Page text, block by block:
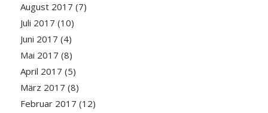
August 2017 (7)
Juli 2017 (10)
Juni 2017 (4)
Mai 2017 (8)
April 2017 (5)
März 2017 (8)
Februar 2017 (12)